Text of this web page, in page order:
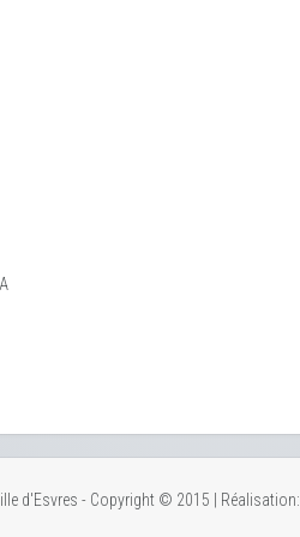
d'Esvres - Copyright © 2015 | Réalisation: